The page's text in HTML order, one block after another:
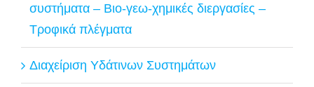
συστήματα – Βιο-γεω-χημικές διεργασίες –
Τροφικά πλέγματα
Διαχείριση Υδάτινων Συστημάτων